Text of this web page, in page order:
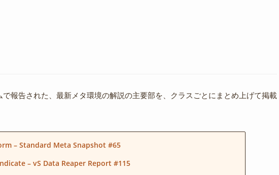
報告された、最新メタ環境の解説の主要部を、クラスごとにまとめ上げて掲載
– Standard Meta Snapshot #65
– vS Data Reaper Report #115